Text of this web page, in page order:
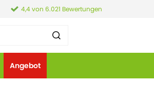
4,4 von 6.021 Bewertungen
Angebot